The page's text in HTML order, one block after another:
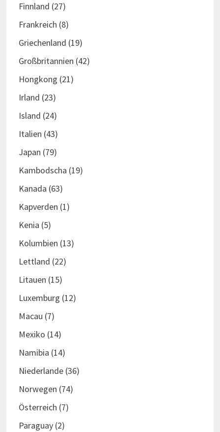
Finnland (27)
Frankreich (8)
Griechenland (19)
Großbritannien (42)
Hongkong (21)
Irland (23)
Island (24)
Italien (43)
Japan (79)
Kambodscha (19)
Kanada (63)
Kapverden (1)
Kenia (5)
Kolumbien (13)
Lettland (22)
Litauen (15)
Luxemburg (12)
Macau (7)
Mexiko (14)
Namibia (14)
Niederlande(36)
Norwegen (74)
Österreich (7)
Paraguay(2)